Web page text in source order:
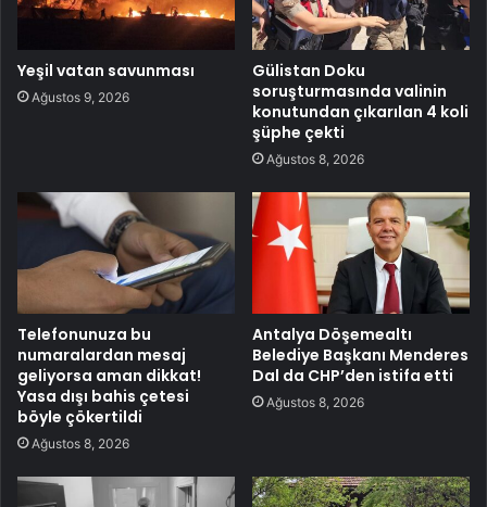
Yeşil vatan savunması
Ağustos 9, 2026
Gülistan Doku
soruşturmasında valinin
konutundan çıkarılan 4 koli
şüphe çekti
Ağustos 8, 2026
Telefonunuza bu
numaralardan mesaj
geliyorsa aman dikkat!
Yasa dışı bahis çetesi
böyle çökertildi
Ağustos 8, 2026
Antalya Döşemealtı
Belediye Başkanı Menderes
Dal da CHP’den istifa etti
Ağustos 8, 2026